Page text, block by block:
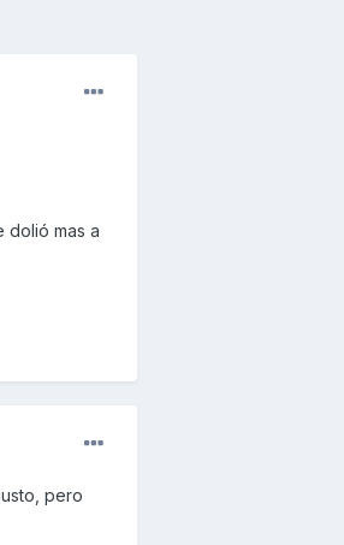
dolió mas a
pero